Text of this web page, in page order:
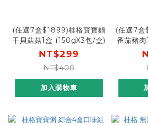
(任選7盒$1899)桂格寶寶麵
干貝菇菇1盒 (150gX3包/盒)
NT$299
NT$400
加入購物車
(任選7
番茄豬